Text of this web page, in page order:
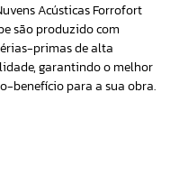
Acústicas Forrofort
são produzido com
primas de alta
garantindo o melhor
benefício para a sua obra.